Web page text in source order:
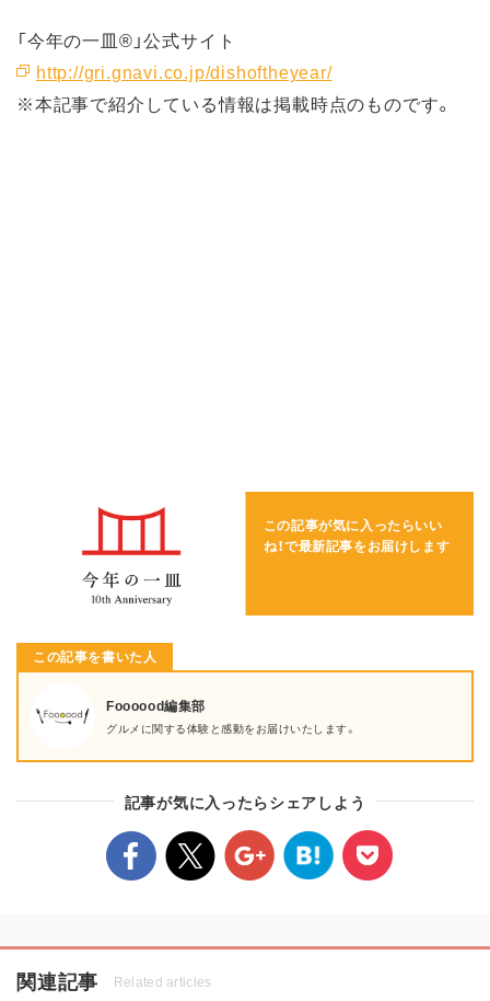
「今年の一皿®」公式サイト
http://gri.gnavi.co.jp/dishoftheyear/
※本記事で紹介している情報は掲載時点のものです。
この記事が気に入ったらいい
ね！で最新記事をお届けします
この記事を書いた人
Foooood編集部
グルメに関する体験と感動をお届けいたします。
記事が気に入ったらシェアしよう
関連記事 Related articles